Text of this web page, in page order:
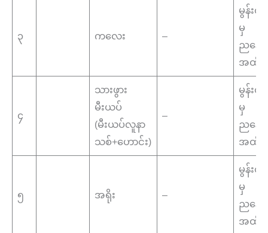
၃ ကလေး –
မွန်းလွဲ
မှ
ညနေ(
အထိ
၄
သားဖွား
မီးယပ်
(မီးယပ်လူနာ
သစ်+ဟောင်း)
–
မွန်းလွဲ
မှ
ညနေ(
အထိ
၅ အရိုး –
မွန်းလွဲ
မှ
ညနေ(
အထိ